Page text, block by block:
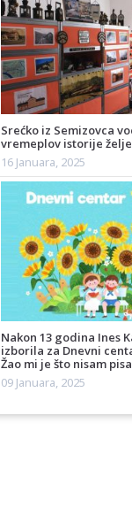
Srećko iz Semizovca
vremeplov istorije
16 Januara, 2025
Nakon 13 godina Ines
izborila za Dnevni
Žao mi je što nisam
09 Januara, 2025